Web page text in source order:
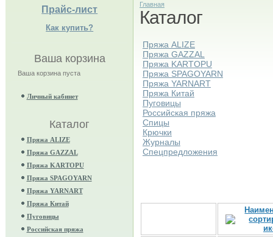
Прайс-лист
Как купить?
Ваша корзина
Ваша корзина пуста
Личный кабинет
Каталог
Пряжа ALIZE
Пряжа GAZZAL
Пряжа KARTOPU
Пряжа SPAGOYARN
Пряжа YARNART
Пряжа Китай
Пуговицы
Российская пряжа
Главная
Каталог
Пряжа ALIZE
Пряжа GAZZAL
Пряжа KARTOPU
Пряжа SPAGOYARN
Пряжа YARNART
Пряжа Китай
Пуговицы
Российская пряжа
Спицы
Крючки
Журналы
Спецпредложения